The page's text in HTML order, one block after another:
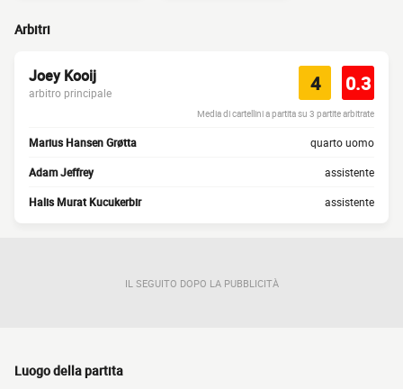
Arbitri
Joey Kooij
arbitro principale 4 0.3
Media di cartellini a partita su 3 partite arbitrate
Marius Hansen Grøtta quarto uomo
Adam Jeffrey assistente
Halis Murat Kucukerbir assistente
IL SEGUITO DOPO LA PUBBLICITÀ
Luogo della partita